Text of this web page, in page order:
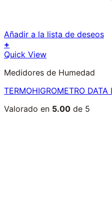
Añadir a la lista de deseos
+
Quick View
Medidores de Humedad
TERMOHIGROMETRO
Valorado en 5.00 de 5